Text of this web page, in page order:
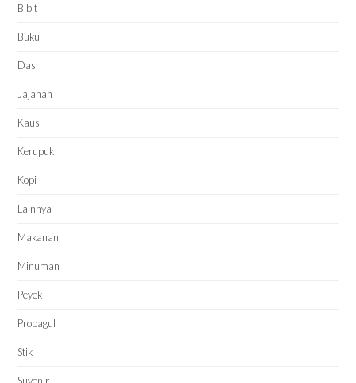
Bibit
Buku
Dasi
Jajanan
Kaus
Kerupuk
Kopi
Lainnya
Makanan
Minuman
Peyek
Propagul
Stik
Suvenir